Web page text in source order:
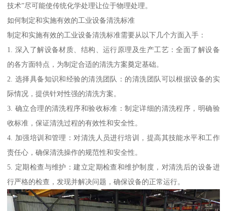
技术”尽可能使传统化学处理让位于物理处理。
如何制定和实施有效的工业设备清洗标准
制定和实施有效的工业设备清洗标准需要从以下几个方面入手：
1. 深入了解设备材质、结构、运行原理及生产工艺：全面了解设备
的各方面特点，为制定合适的清洗方案奠定基础。
2. 选择具备知识和经验的清洗团队：的清洗团队可以根据设备的实
际情况，提供针对性强的清洗方案。
3. 确立合理的清洗程序和验收标准：制定详细的清洗程序，明确验
收标准，保证清洗过程的有效性和安全性。
4. 加强培训和管理：对清洗人员进行培训，提高其技能水平和工作
责任心，确保清洗操作的规范性和安全性。
5. 定期检查与维护：建立定期检查和维护制度，对清洗后的设备进
行严格的检查，发现并解决问题，确保设备的正常运行。